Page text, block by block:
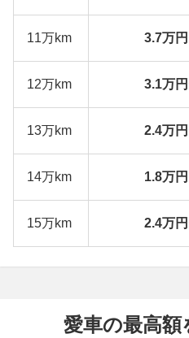
11万km 3.7万
12万km 3.1万
13万km 2.4万
14万km 1.8万
15万km 2.4万
愛車の最高額